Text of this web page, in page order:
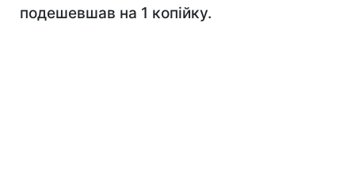
подешевшав на 1 копійку.